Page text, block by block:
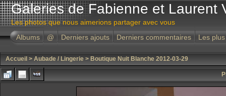
Galeries de Fabienne et Laurent
Les photos que nous aimerions partager avec vous
Albums
@ Derniers ajouts Derniers commentaires Les
Accueil > Aubade / Lingerie > Boutique Nuit Blanche 2012-03-29